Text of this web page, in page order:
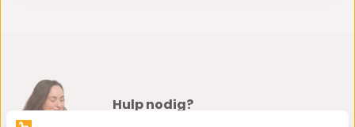
Hulp nodig?